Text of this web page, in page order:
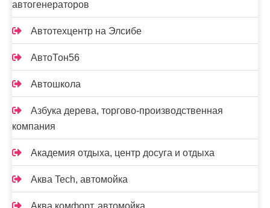
автогенераторов
Автотехцентр на Элсибе
АвтоТон56
Автошкола
Азбука дерева, торгово-производственная
компания
Академия отдыха, центр досуга и отдыха
Аква Tech, автомойка
Аква комфорт, автомойка